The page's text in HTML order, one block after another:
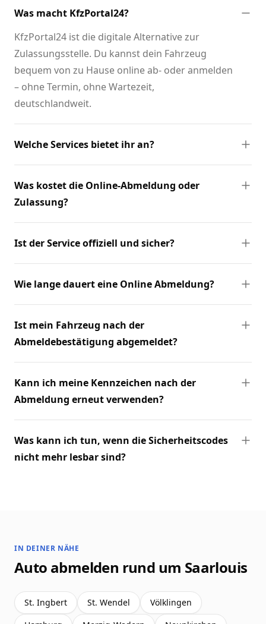
Was macht KfzPortal24?
KfzPortal24 ist die digitale Alternative zur
Zulassungsstelle. Du kannst dein Fahrzeug
bequem von zu Hause online ab- oder anmelden
– ohne Termin, ohne Wartezeit,
deutschlandweit.
Welche Services bietet ihr an?
Was kostet die Online-Abmeldung oder
Zulassung?
Ist der Service offiziell und sicher?
Wie lange dauert eine Online Abmeldung?
Ist mein Fahrzeug nach der
Abmeldebestätigung abgemeldet?
Kann ich meine Kennzeichen nach der
Abmeldung erneut verwenden?
Was kann ich tun, wenn die Sicherheitscodes
nicht mehr lesbar sind?
IN DEINER NÄHE
Auto abmelden rund um Saarlouis
St. Ingbert St. Wendel
Völklingen